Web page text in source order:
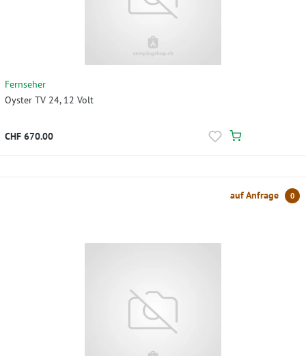
Fernseher
Oyster TV 24, 12 Volt
CHF 670.00
auf Anfrage 0